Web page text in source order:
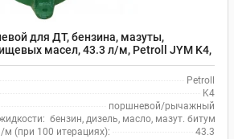
для ДТ, бензина, мазуты,
масел, 43.3 л/м, Petroll JYM K4,
Petroll
K4
поршневой/рычажный
бензин, дизель, масло, мазут.
м (при 100 итерациях):
43.3